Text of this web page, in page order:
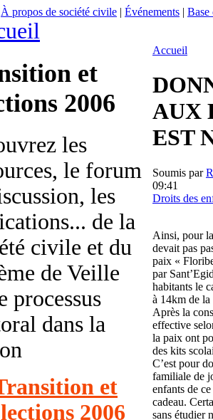
À propos de société civile | Événements | Base
et
2006
les
le forum
les
de la
civile et du
de Veille
processus
dans la
et
2006
Accueil
AUX
EST
Soumis par
09:41
Droits des
Ainsi, pour
devait pas
paix «
par
habitants le
à 14km de
Après la
effective
la paix ont
des kits
C’est pour
familiale de
enfants de
cadeau.
sans étudier